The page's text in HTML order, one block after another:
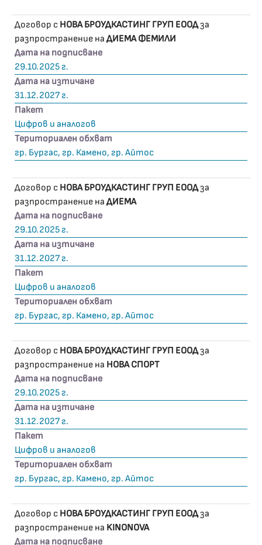
Договор с НОВА БРОУДКАСТИНГ ГРУП ЕООДза
разпространение на ДИЕМА ФЕМИЛИ
Дата на подписване
29.10.2025 г.
Дата на изтичане
31.12.2027 г.
Пакет
Цифров и аналогов
Териториален обхват
гр. Бургас, гр. Камено, гр. Айтос
Договор с НОВА БРОУДКАСТИНГ ГРУП ЕООДза
разпространение на ДИЕМА
Дата на подписване
29.10.2025 г.
Дата на изтичане
31.12.2027 г.
Пакет
Цифров и аналогов
Териториален обхват
гр. Бургас, гр. Камено, гр. Айтос
Договор с НОВА БРОУДКАСТИНГ ГРУП ЕООДза
разпространение на НОВА СПОРТ
Дата на подписване
29.10.2025 г.
Дата на изтичане
31.12.2027 г.
Пакет
Цифров и аналогов
Териториален обхват
гр. Бургас, гр. Камено, гр. Айтос
Договор с НОВА БРОУДКАСТИНГ ГРУП ЕООДза
разпространение на KINONOVA
Дата на подписване